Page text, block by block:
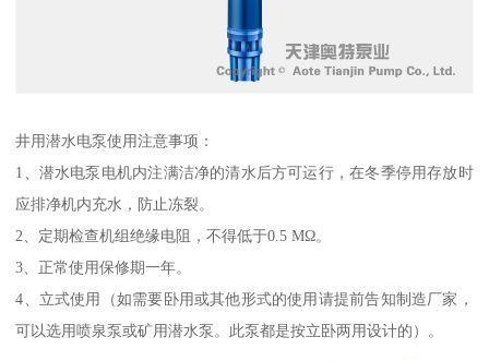
井用潜水电泵使用注意事项：
1、潜水电泵电机内注满洁净的清水后方可运行，在冬季停用存放时
应排净机内充水，防止冻裂。
2、定期检查机组绝缘电阻，不得低于0.5 MΩ。
3、正常使用保修期一年。
4、立式使用（如需要卧用或其他形式的使用请提前告知制造厂家，
可以选用喷泉泵或矿用潜水泵。此泵都是按立卧两用设计的）。